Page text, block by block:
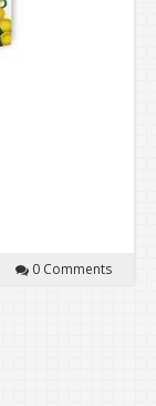
0 Comments